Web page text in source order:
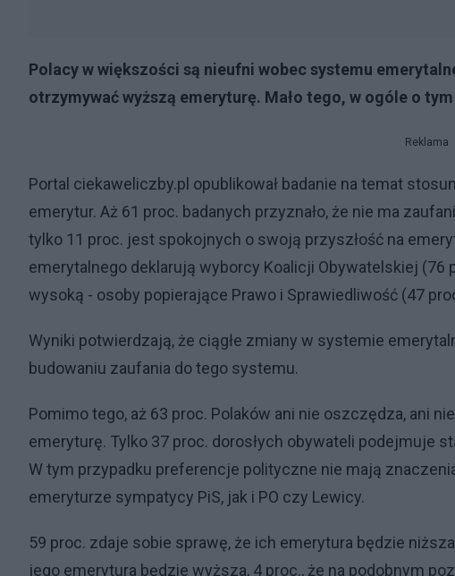
Polacy w większości są nieufni wobec systemu
otrzymywać wyższą emeryturę. Mało tego, w ogóle o
Reklama
Portal ciekaweliczby.pl opublikował badanie na temat
emerytur. Aż 61 proc. badanych przyznało, że nie ma
tylko 11 proc. jest spokojnych o swoją przyszłość na
emerytalnego deklarują wyborcy Koalicji Obywatelskiej (76
wysoką - osoby popierające Prawo i Sprawiedliwość (47
Wyniki potwierdzają, że ciągłe zmiany w systemie
budowaniu zaufania do tego systemu.
Pomimo tego, aż 63 proc. Polaków ani nie oszczędza, ani
emeryturę. Tylko 37 proc. dorosłych obywateli podejmuje
W tym przypadku preferencje polityczne nie mają
emeryturze sympatycy PiS, jak i PO czy Lewicy.
59 proc. zdaje sobie sprawę, że ich emerytura będzie
jego emerytura będzie wyższa, 4 proc., że na podobnym